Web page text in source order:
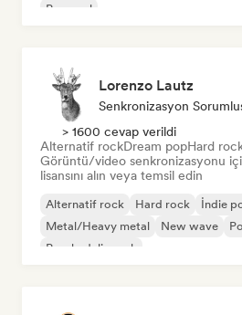
Pop soul
Lorenzo Lautz
Senkronizasyon
> 1600 cevap verildi
Alternatif rockDream popHard
Görüntü/video senkronizasyonu
lisansını alın veya temsil edin
Alternatif rock Hard rock İndie
Metal/Heavy metal
New wave
Psychedelic rock